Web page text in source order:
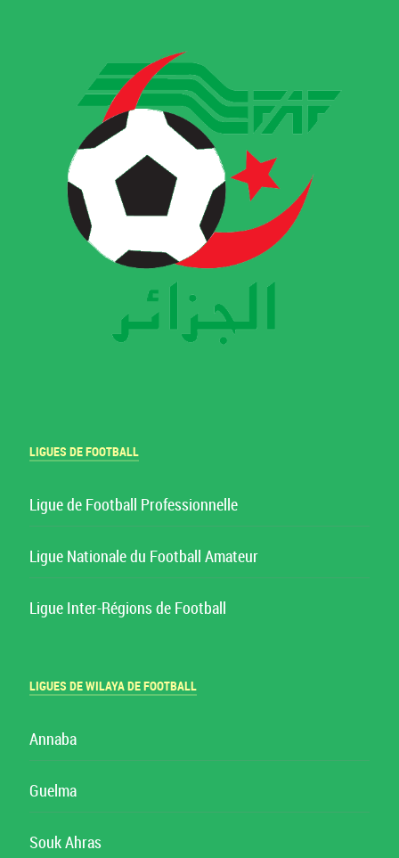
LIGUES DE FOOTBALL
Ligue de Football Professionnelle
Ligue Nationale du Football Amateur
Ligue Inter-Régions de Football
LIGUES DE WILAYA DE FOOTBALL
Annaba
Guelma
Souk Ahras